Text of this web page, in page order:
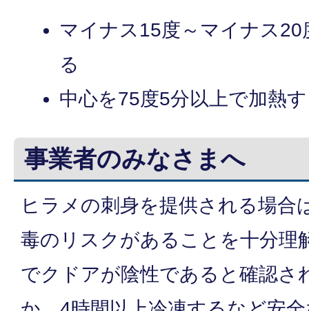
マイナス15度～マイナス20
る
中心を75度5分以上で加熱
事業者のみなさまへ
ヒラメの刺身を提供される場合
毒のリスクがあることを十分理
でクドアが陰性であると確認さ